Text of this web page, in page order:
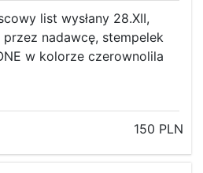
list wysłany 28.XII,
przez nadawcę, stempelek
w kolorze czerownolila
150 PLN